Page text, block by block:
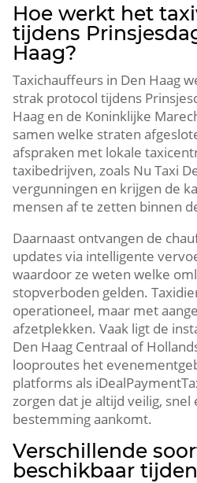
Hoe werkt het
tijdens
Haag?
Taxichauffeurs in Den Haag
strak protocol tijdens
Haag en de Koninklijke
samen welke straten
afspraken met lokale
taxibedrijven, zoals Nu Taxi
vergunningen en krijgen de
mensen af te zetten binnen
Daarnaast ontvangen de
updates via intelligente
waardoor ze weten welke
stopverboden gelden.
operationeel, maar met
afzetplekken. Vaak ligt de
Den Haag Centraal of
looproutes het
platforms als
zorgen dat je altijd veilig, snel
bestemming aankomt.
Verschillende
beschikbaar